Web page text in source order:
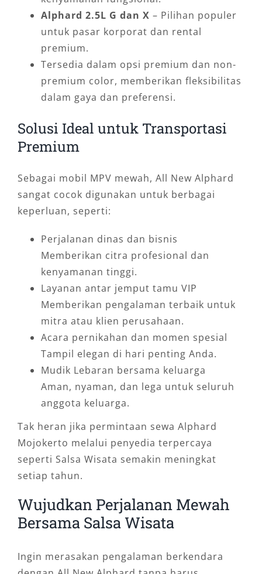
Alphard 2.5L G dan X – Pilihan populer
untuk pasar korporat dan rental
premium.
Tersedia dalam opsi premium dan non-
premium color, memberikan fleksibilitas
dalam gaya dan preferensi.
Solusi Ideal untuk Transportasi
Premium
Sebagai mobil MPV mewah, All New Alphard
sangat cocok digunakan untuk berbagai
keperluan, seperti:
Perjalanan dinas dan bisnis
Memberikan citra profesional dan
kenyamanan tinggi.
Layanan antar jemput tamu VIP
Memberikan pengalaman terbaik untuk
mitra atau klien perusahaan.
Acara pernikahan dan momen spesial
Tampil elegan di hari penting Anda.
Mudik Lebaran bersama keluarga
Aman, nyaman, dan lega untuk seluruh
anggota keluarga.
Tak heran jika permintaan sewa Alphard
Mojokerto melalui penyedia terpercaya
seperti Salsa Wisata semakin meningkat
setiap tahun.
Wujudkan Perjalanan Mewah
Bersama Salsa Wisata
Ingin merasakan pengalaman berkendara